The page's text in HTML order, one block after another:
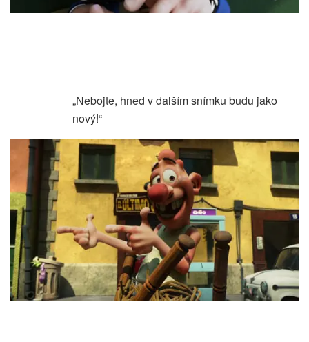
„Nebojte, hned v dalším snímku budu jako
nový!“